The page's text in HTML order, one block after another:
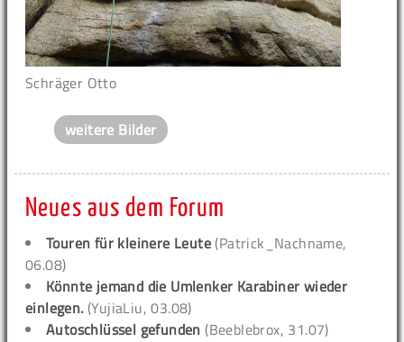
Schräger Otto
weitere Bilder
Neues aus dem Forum
Touren für kleinere Leute (Patrick_Nachname,
06.08)
Könnte jemand die Umlenker Karabiner wieder
einlegen. (YujiaLiu, 03.08)
Autoschlüssel gefunden (Beeblebrox, 31.07)